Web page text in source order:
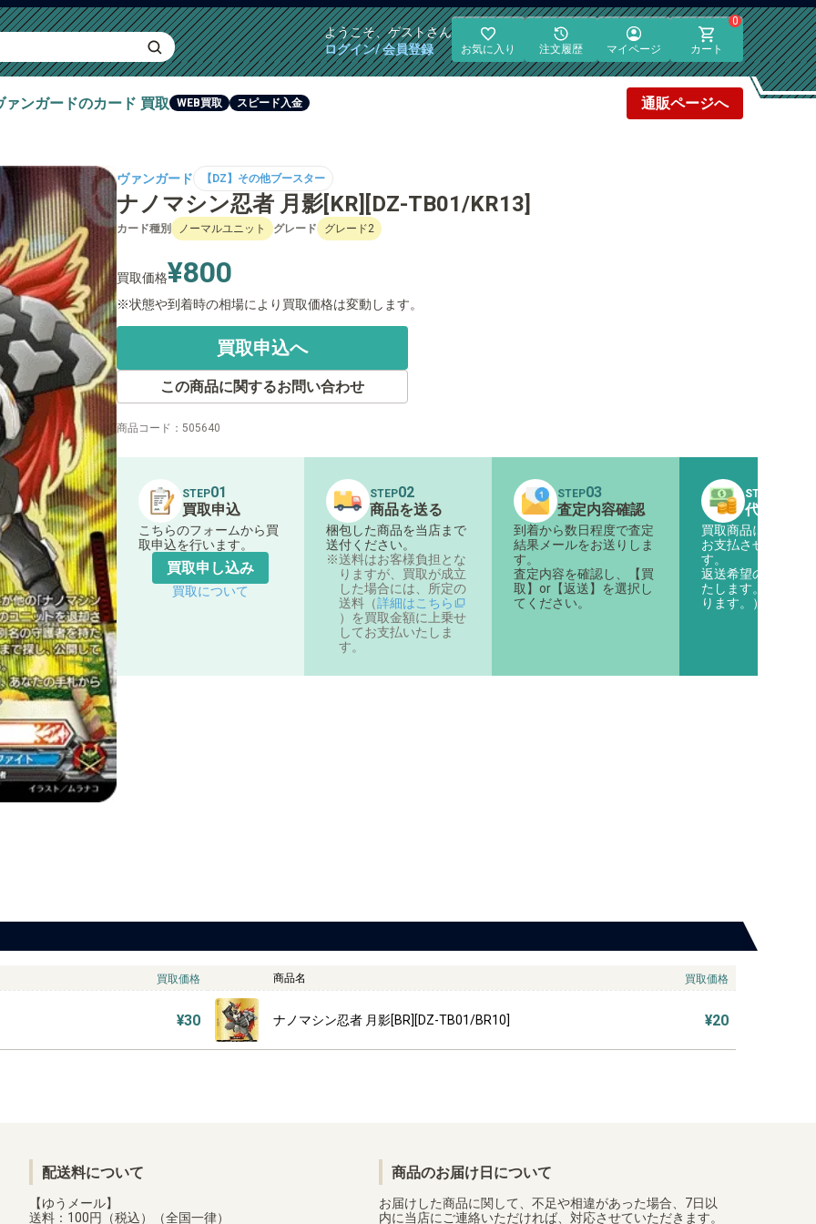
ようこそ、ゲストさん
ログイン/ 会員登録
お気に入り 注文履歴 マイページ
0
カート
ァンガードのカード 買取 WEB買取 スピード入金 通販ページへ
ヴァンガード 【DZ】その他ブースター
ナノマシン忍者 月影[KR][DZ-TB01/KR13]
カード種別 ノーマルユニット グレード グレード2
買取価格¥800
状態や到着時の相場により買取価格は変動します。
買取申込へ
この商品に関するお問い合わせ
商品コード： 505640
STEP01
買取申込
こちらのフォームから買
取申込を行います。
買取申し込み
買取について
STEP02
商品を送る
梱包した商品を当店まで
送付ください。
送料はお客様負担とな
りますが、買取が成立
した場合には、所定の
送料（詳細はこちら
）を買取金額に上乗せ
してお支払いたしま
す。
STEP03
査定内容確認
到着から数日程度で査定
結果メールをお送りしま
す。
査定内容を確認し、【買
取】or【返送】を選択し
てください。
STEP
代金のお
買取商品に対する
お支払させていた
す。
返送希望の商品は
たします。（着払
ります。）
買取価格
¥30
商品名 買取価格
ナノマシン忍者 月影[BR][DZ-TB01/BR10] ¥20
配送料について
【ゆうメール】
送料：100円（税込）（全国一律）
商品のお届け日について
お届けした商品に関して、不足や相違があった場合、7日以
内に当店にご連絡いただければ、対応させていただきます。